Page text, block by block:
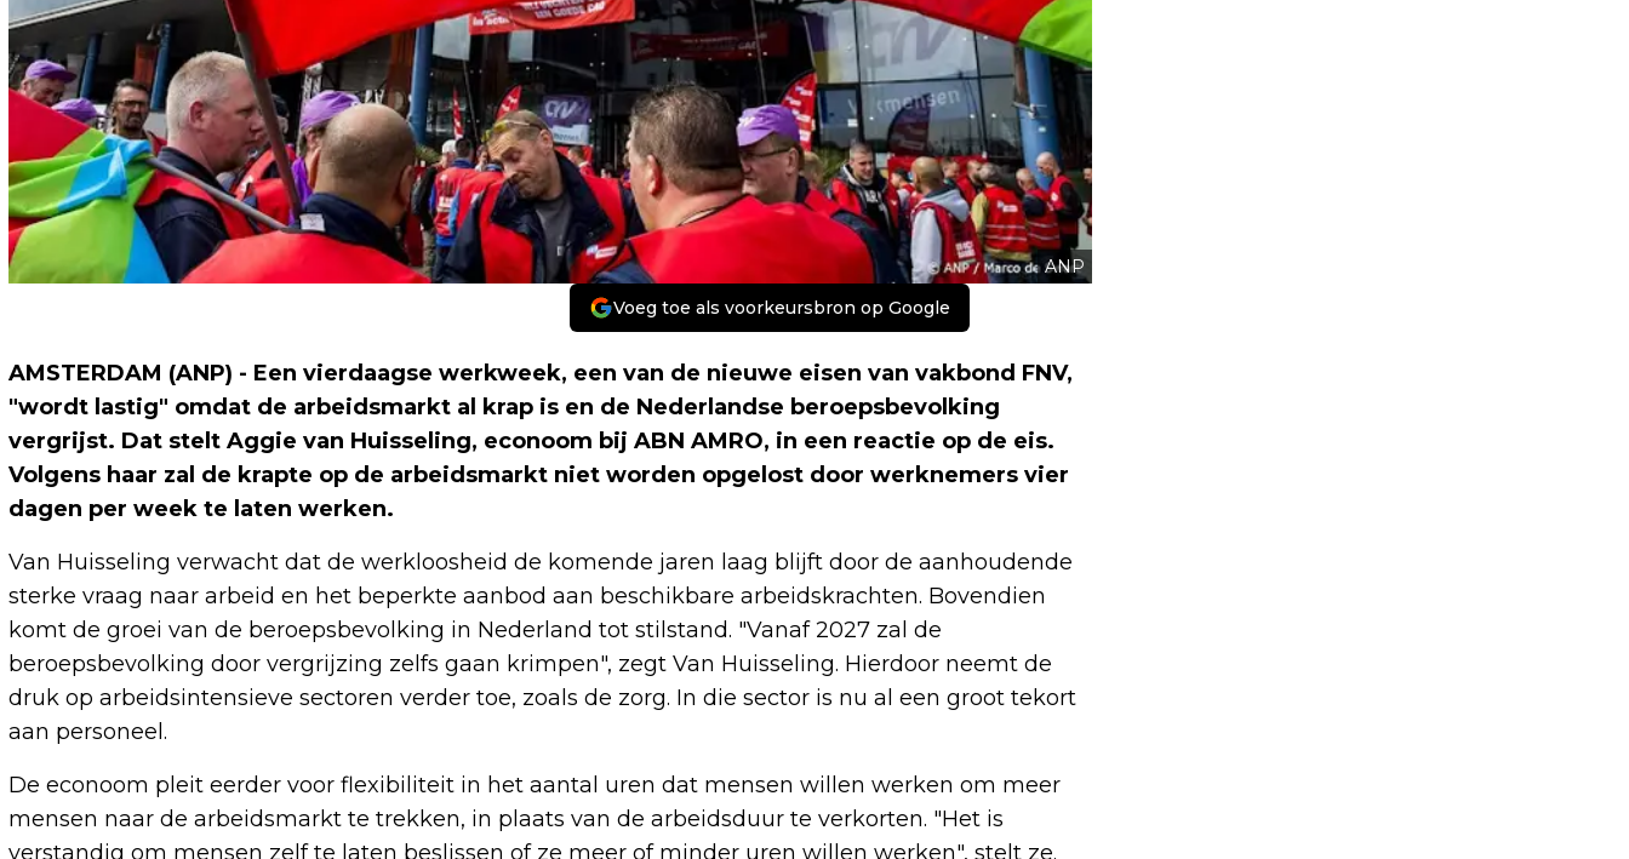
ANP
Voeg toe als voorkeursbron op Google
AMSTERDAM (ANP) - Een vierdaagse werkweek, een van de nieuwe eisen van vakbond FNV,
"wordt lastig" omdat de arbeidsmarkt al krap is en de Nederlandse beroepsbevolking
vergrijst. Dat stelt Aggie van Huisseling, econoom bij ABN AMRO, in een reactie op de eis.
Volgens haar zal de krapte op de arbeidsmarkt niet worden opgelost door werknemers vier
dagen per week te laten werken.
Van Huisseling verwacht dat de werkloosheid de komende jaren laag blijft door de aanhoudende
sterke vraag naar arbeid en het beperkte aanbod aan beschikbare arbeidskrachten. Bovendien
komt de groei van de beroepsbevolking in Nederland tot stilstand. "Vanaf 2027 zal de
beroepsbevolking door vergrijzing zelfs gaan krimpen", zegt Van Huisseling. Hierdoor neemt de
druk op arbeidsintensieve sectoren verder toe, zoals de zorg. In die sector is nu al een groot tekort
aan personeel.
De econoom pleit eerder voor flexibiliteit in het aantal uren dat mensen willen werken om meer
mensen naar de arbeidsmarkt te trekken, in plaats van de arbeidsduur te verkorten. "Het is
verstandig om mensen zelf te laten beslissen of ze meer of minder uren willen werken", stelt ze.